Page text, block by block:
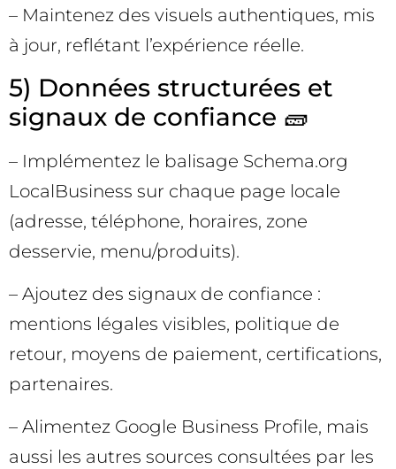
– Maintenez des visuels authentiques, mis
à jour, reflétant l’expérience réelle.
5) Données structurées et
signaux de confiance 🧱
– Implémentez le balisage Schema.org
LocalBusiness sur chaque page locale
(adresse, téléphone, horaires, zone
desservie, menu/produits).
– Ajoutez des signaux de confiance :
mentions légales visibles, politique de
retour, moyens de paiement, certifications,
partenaires.
– Alimentez Google Business Profile, mais
aussi les autres sources consultées par les